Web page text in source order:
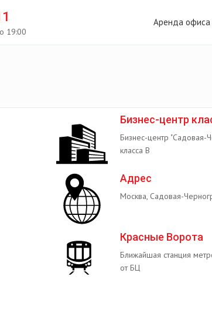
19:00
Аренда офиса
Бизнес-центр
Бизнес-центр "Садовая-
класса B
Адрес
Москва, Садовая-
Красные Ворота
Ближайшая станция
от БЦ